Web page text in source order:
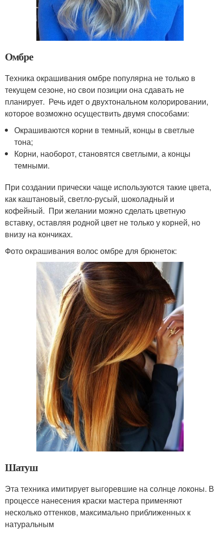
Омбре
Техника окрашивания омбре популярна не только в
текущем сезоне, но свои позиции она сдавать не
планирует. Речь идет о двухтональном колорировании,
которое возможно осуществить двумя способами:
Окрашиваются корни в темный, концы в светлые
тона;
Корни, наоборот, становятся светлыми, а концы
темными.
При создании прически чаще используются такие цвета,
как каштановый, светло-русый, шоколадный и
кофейный. При желании можно сделать цветную
вставку, оставляя родной цвет не только у корней, но
внизу на кончиках.
Фото окрашивания волос омбре для брюнеток:
Шатуш
Эта техника имитирует выгоревшие на солнце локоны. В
процессе нанесения краски мастера применяют
несколько оттенков, максимально приближенных к
натуральным